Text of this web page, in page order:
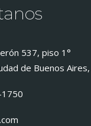
537, piso 1°
de Buenos